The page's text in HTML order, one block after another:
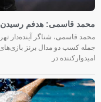
محمد قاسمی: هدفم رسیدن به فینال ۴۰۰ متر بازی‌های
محمد قاسمی، شناگر آینده‌دار
جمله کسب دو مدال برنز
امیدوارکننده در